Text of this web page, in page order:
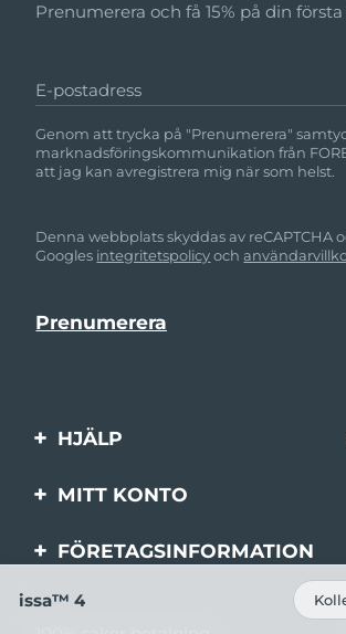
Prenumerera och få 15% på din
E-postadress
Genom att trycka på "Prenumerera"
marknadsföringskommunikation från
att jag kan avregistrera mig när som helst.
Denna webbplats skyddas av reCAPTCHA
Googles integritetspolicyoch
HJÄLP
Kontakta oss
Garantier & returer
Vanliga frågor
MITT KONTO
Produktregistrering
FÖRETAGSINFORMATION
Om FOREO
issa™ 4